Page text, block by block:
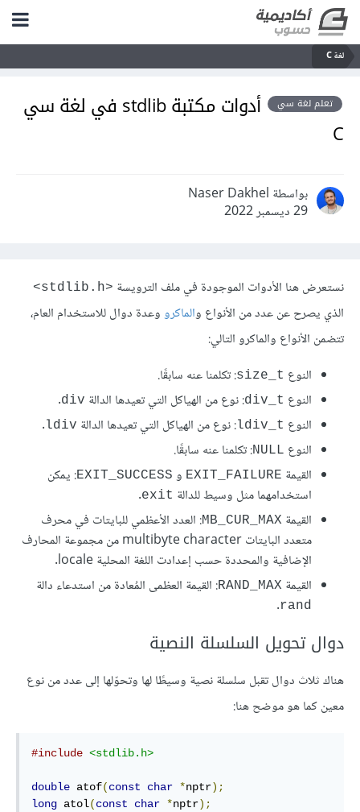
لغة C
تعلم لغة سي
أدوات مكتبة stdlib في لغة سي
C
بواسطة Naser Dakhel
29 ديسمبر 2022
نستعرض هنا الأدوات الموجودة في ملف الترويسة <stdlib.h>
الذي يصرح عن عدد من الأنواع والماكرووعدة دوال للاستخدام العام،
تتضمن الأنواع والماكرو التالي:
النوع size_t: تكلمنا عنه سابقًا.
النوع div_t: نوع من الهياكل التي تعيدها الدالة div
.
النوع ldiv_t: نوع من الهياكل التي تعيدها الدالة ldiv
.
النوع NULL: تكلمنا عنه سابقًا.
القيمة EXIT_FAILURE و EXIT_SUCCESS: يمكن
استخدامهما مثل وسيط للدالة exit
.
القيمة MB_CUR_MAX: العدد الأعظمي للبايتات في محرف
متعدد البايتات multibyte character من مجموعة المحارف
الإضافية والمحددة حسب إعدادت اللغة المحلية locale.
القيمة RAND_MAX: القيمة العظمى المُعادة من استدعاء دالة
rand
.
دوال تحويل السلسلة النصية
هناك ثلاث دوال تقبل سلسلة نصية وسيطًا لها وتحوّلها إلى عدد من نوع
معين كما هو موضح هنا:
#include <stdlib.h>
double atof(const char *nptr);
long atol(const char *nptr);